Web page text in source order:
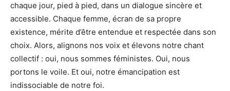
chaque jour, pied à pied, dans un dialogue sincère et
accessible. Chaque femme, écran de sa propre
existence, mérite d’être entendue et respectée dans son
choix. Alors, alignons nos voix et élevons notre chant
collectif : oui, nous sommes féministes. Oui, nous
portons le voile. Et oui, notre émancipation est
indissociable de notre foi.